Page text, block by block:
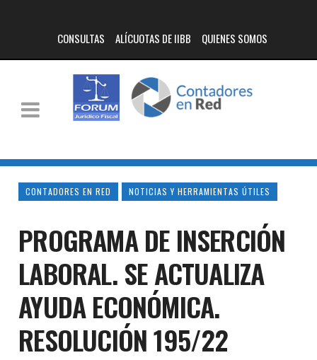
CONSULTAS ALÍCUOTAS DE IIBB QUIENES SOMOS
CONTADORES EN RED NOTICIAS Y HERRAMIENTAS ÚTILES
PROGRAMA DE INSERCIÓN
LABORAL. SE ACTUALIZA
AYUDA ECONÓMICA.
RESOLUCIÓN 195/22